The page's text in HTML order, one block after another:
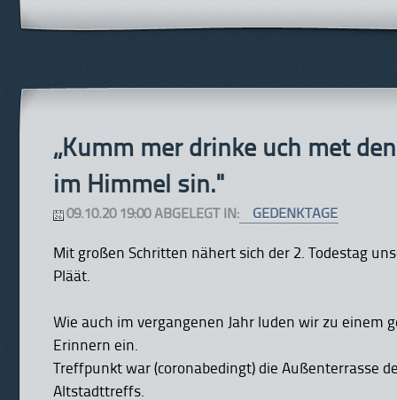
„Kumm mer drinke uch met
im Himmel sin."
09.10.20 19:00 ABGELEGT IN: GEDENKTAGE
Mit großen Schritten nähert sich der 2. Todestag
Pläät.
Wie auch im vergangenen Jahr luden wir zu einem
Erinnern ein.
Treffpunkt war (coronabedingt) die Außenterrasse
Altstadttreffs.